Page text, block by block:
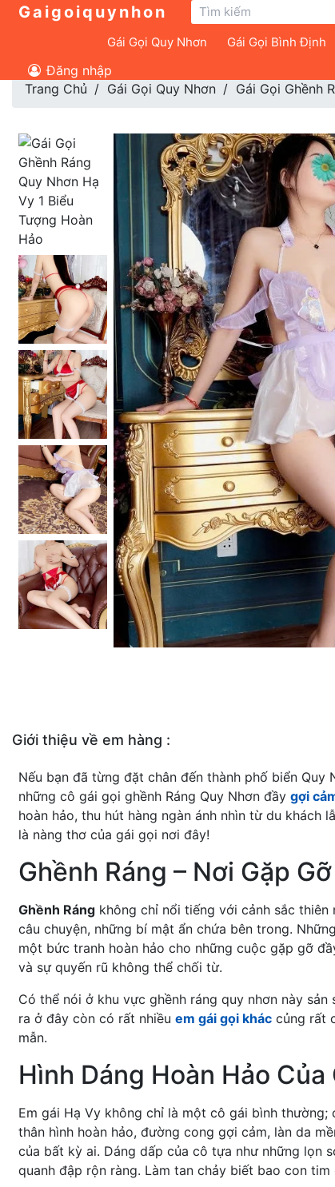
Gaigoiquynhon
Gái Gọi Quy Nhơn Gái Gọi Bình Định
Đăng nhập
Trang Chủ
Gái Gọi Quy Nhơn Gái Gọi Ghềnh
Giới thiệu về em hàng :
Nếu bạn đã từng đặt chân đến thành phố biển Quy
những cô gái gọi ghềnh Ráng Quy Nhơn đầy gợi
hoàn hảo, thu hút hàng ngàn ánh nhìn từ du
là nàng thơ của gái gọi nơi đây!
Ghềnh Ráng – Nơi Gặp
Ghềnh Ráng không chỉ nổi tiếng với cảnh sắc
câu chuyện, những bí mật ẩn chứa bên trong.
một bức tranh hoàn hảo cho những cuộc gặp gỡ
và sự quyến rũ không thể chối từ.
Có thể nói ở khu vực ghềnh ráng quy nhơn này
ra ở đây còn có rất nhiều em gái gọi khác củng rất
mẫn.
Hình Dáng Hoàn Hảo
Em gái Hạ Vy không chỉ là một cô gái bình
thân hình hoàn hảo, đường cong gợi cảm, làn da
của bất kỳ ai. Dáng dấp của cô tựa như những lọn
quanh đập rộn ràng. Làm tan chảy biết bao con